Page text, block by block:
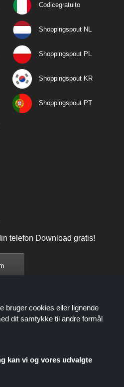
Codicegratuito
Shoppingspout NL
Shoppingspout PL
Shoppingspout KR
Shoppingspout PT
telefon Download gratis!
bruger cookies eller lignende
dit samtykke til andre formål
kan vi og vores udvalgte